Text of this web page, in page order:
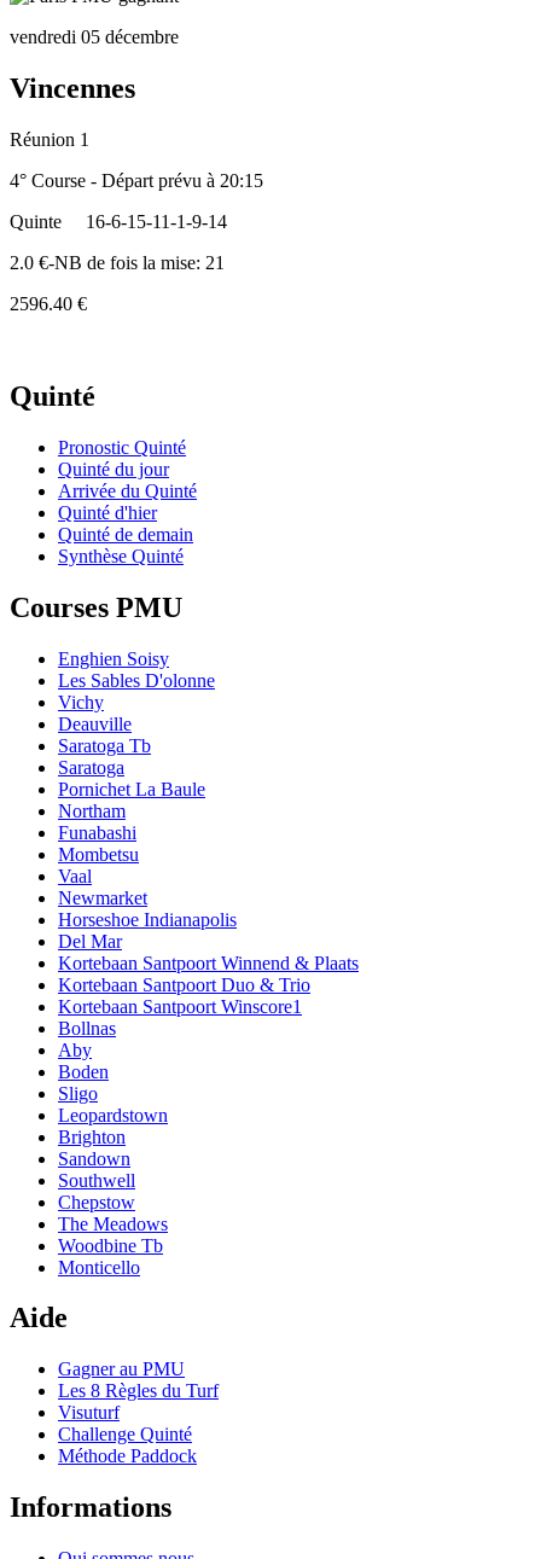
vendredi 05 décembre
Vincennes
Réunion 1
4° Course - Départ prévu à 20:15
Quinte
16-6-15-11-1-9-14
2.0 €-NB de fois la mise: 21
2596.40 €
Quinté
Pronostic Quinté
Quinté du jour
Arrivée du Quinté
Quinté d'hier
Quinté de demain
Synthèse Quinté
Courses PMU
Enghien Soisy
Les Sables D'olonne
Vichy
Deauville
Saratoga Tb
Saratoga
Pornichet La Baule
Northam
Funabashi
Mombetsu
Vaal
Newmarket
Horseshoe Indianapolis
Del Mar
Kortebaan Santpoort Winnend & Plaats
Kortebaan Santpoort Duo & Trio
Kortebaan Santpoort Winscore1
Bollnas
Aby
Boden
Sligo
Leopardstown
Brighton
Sandown
Southwell
Chepstow
The Meadows
Woodbine Tb
Monticello
Aide
Gagner au PMU
Les 8 Règles du Turf
Visuturf
Challenge Quinté
Méthode Paddock
Informations